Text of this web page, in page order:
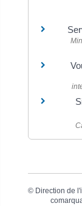
© Direction de